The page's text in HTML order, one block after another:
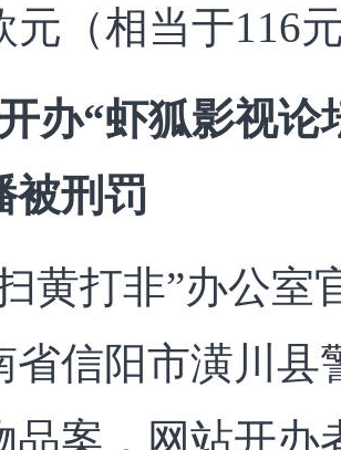
元（相当于116
办“虾狐影视论
被刑罚
黄打非”办公室
省信阳市潢川
品案，网站开办